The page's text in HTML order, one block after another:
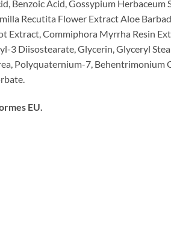
Acid, Gossypium Herbaceum
Recutita Flower Extract Aloe
Extract, Commiphora Myrrha Resin
3 Diisostearate, Glycerin, Glyceryl
Polyquaternium-7, Behentrimonium
EU.